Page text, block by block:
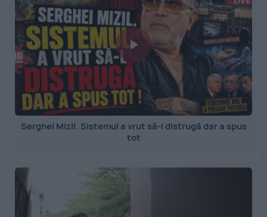
Serghei Mizil. Sistemul a vrut să-l distrugă dar a spus
tot